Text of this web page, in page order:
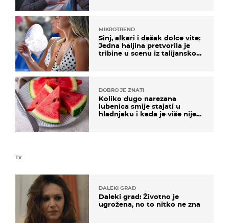
TV
DALEKI GRAD
Daleki grad: Životno je
ugrožena, no to nitko ne zna
MIKROTREND
Sinj, alkari i dašak dolce vite:
Jedna haljina pretvorila je
tribine u scenu iz talijanskog
DOBRO JE ZNATI
Koliko dugo narezana
lubenica smije stajati u
hladnjaku i kada je više nije